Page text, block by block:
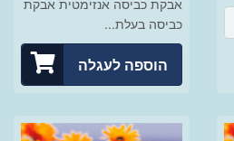
אבקת כביסה אנזימטית אבקת
כביסה בעלת...
הוספה לעגלה